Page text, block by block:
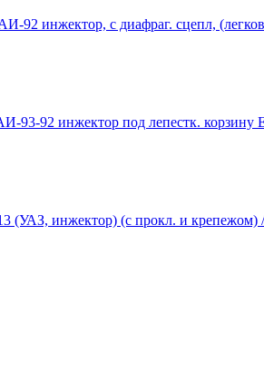
92 инжектор, с диафраг. сцепл,
93-92 инжектор под лепестк. корзину
(УАЗ, инжектор) (с прокл. и крепежом)